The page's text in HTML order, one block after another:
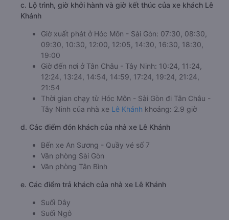
c. Lộ trình, giờ khởi hành và giờ kết thúc của xe khách Lê
Khánh
Giờ xuất phát ở Hóc Môn - Sài Gòn: 07:30, 08:30,
09:30, 10:30, 12:00, 12:05, 14:30, 16:30, 18:30,
19:00
Giờ đến nơi ở Tân Châu - Tây Ninh: 10:24, 11:24,
12:24, 13:24, 14:54, 14:59, 17:24, 19:24, 21:24,
21:54
Thời gian chạy từ Hóc Môn - Sài Gòn đi Tân Châu -
Tây Ninh của nhà xe Lê Khánh khoảng: 2.9 giờ
d. Các điểm đón khách của nhà xe Lê Khánh
Bến xe An Sương - Quầy vé số 7
Văn phòng Sài Gòn
Văn phòng Tân Bình
e. Các điểm trả khách của nhà xe Lê Khánh
Suối Dây
Suối Ngô